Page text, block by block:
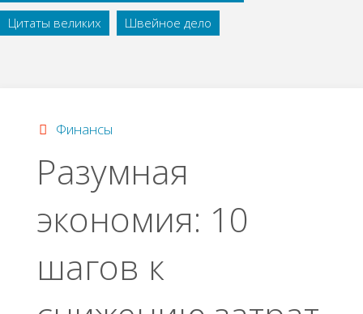
Цитаты великих
Швейное дело
Финансы
Разумная
экономия: 10
шагов к